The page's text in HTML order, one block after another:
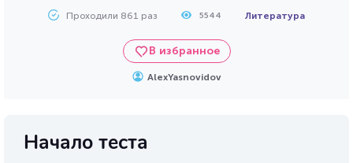
Проходили 861 раз 5544 Литература
В избранное
AlexYasnovidov
Начало теста